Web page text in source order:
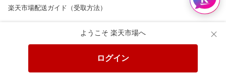
ようこそ 楽天市場へ
ログイン
楽天市場配送ガイド（受取方法）
楽天にお店を開きませんか？
楽天ショッピングサービスご利用規約